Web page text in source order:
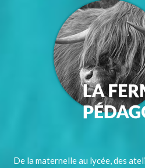
De la maternelle au lycée, des